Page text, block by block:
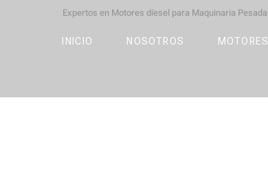
Expertos en Motores díesel para Maquinaria Pesada
INICIO NOSOTROS MOTORES